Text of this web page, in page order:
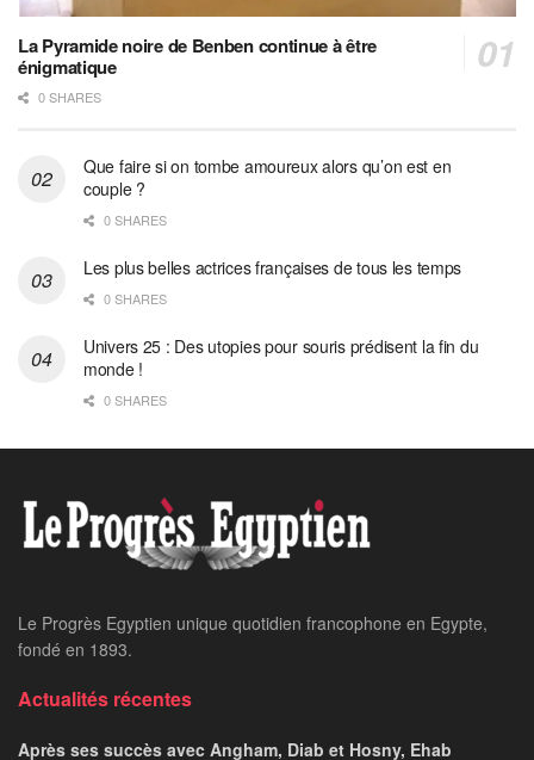
La Pyramide noire de Benben continue à être
énigmatique
0 SHARES
Que faire si on tombe amoureux alors qu’on est en
couple ?
0 SHARES
Les plus belles actrices françaises de tous les temps
0 SHARES
Univers 25 : Des utopies pour souris prédisent la fin du
monde !
0 SHARES
Le Progrès Egyptien unique quotidien francophone en Egypte,
fondé en 1893.
Actualités récentes
Après ses succès avec Angham, Diab et Hosny, Ehab